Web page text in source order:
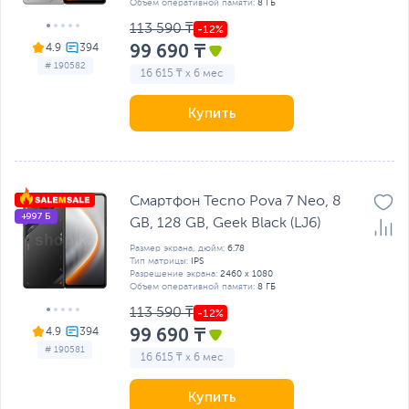
4.9
# 190582
Объем оперативной памяти: 8 ГБ
113 590 ₸
99 690 ₸
16 615 ₸ x 6 мес
Купить
4.9
# 190581
+997 Б
Смартфон Tecno Pova 7 Neo, 8
GB, 128 GB, Geek Black (LJ6)
Размер экрана, дюйм: 6.78
Тип матрицы:
IPS
Разрешение экрана: 2460 x 1080
Объем оперативной памяти: 8 ГБ
113 590 ₸
99 690 ₸
16 615 ₸ x 6 мес
Купить